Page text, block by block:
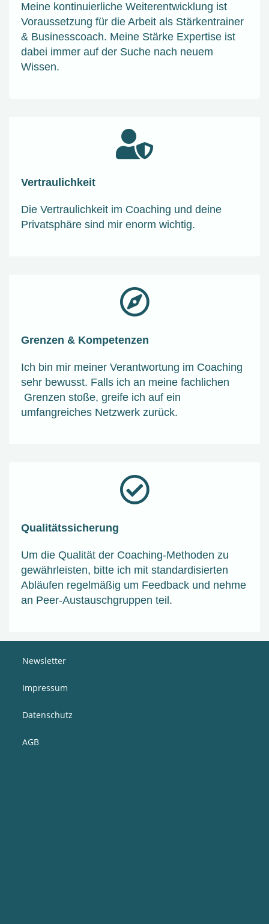
Meine kontinuierliche Weiterentwicklung ist
Voraussetzung für die Arbeit als Stärkentrainer
& Businesscoach. Meine Stärke Expertise ist
dabei immer auf der Suche nach neuem
Wissen.
Vertraulichkeit
Die Vertraulichkeit im Coaching und deine
Privatsphäre sind mir enorm wichtig.
Grenzen & Kompetenzen
Ich bin mir meiner Verantwortung im Coaching
sehr bewusst. Falls ich an meine fachlichen
Grenzen stoße, greife ich auf ein
umfangreiches Netzwerk zurück.
Qualitätssicherung
Um die Qualität der Coaching-Methoden zu
gewährleisten, bitte ich mit standardisierten
Abläufen regelmäßig um Feedback und nehme
an Peer-Austauschgruppen teil.
Newsletter
Impressum
Datenschutz
AGB